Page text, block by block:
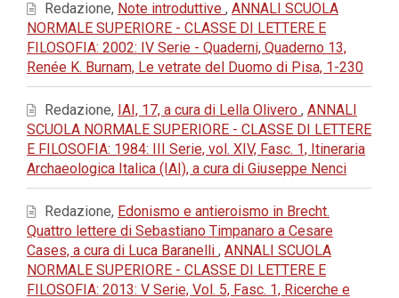
Redazione, Note introduttive , ANNALI SCUOLA
NORMALE SUPERIORE - CLASSE DI LETTERE E
FILOSOFIA: 2002: IV Serie - Quaderni, Quaderno 13,
Renée K. Burnam, Le vetrate del Duomo di Pisa, 1-230
Redazione, IAI, 17, a cura di Lella Olivero , ANNALI
SCUOLA NORMALE SUPERIORE - CLASSE DI LETTERE
E FILOSOFIA: 1984: III Serie, vol. XIV, Fasc. 1, Itineraria
Archaeologica Italica (IAI), a cura di Giuseppe Nenci
Redazione, Edonismo e antieroismo in Brecht.
Quattro lettere di Sebastiano Timpanaro a Cesare
Cases, a cura di Luca Baranelli , ANNALI SCUOLA
NORMALE SUPERIORE - CLASSE DI LETTERE E
FILOSOFIA: 2013: V Serie, Vol. 5, Fasc. 1, Ricerche e